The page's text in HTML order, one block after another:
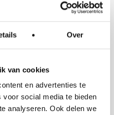
Over
van cookies
en advertenties te
social media te bieden
analyseren. Ook delen we
dat wij hebben,